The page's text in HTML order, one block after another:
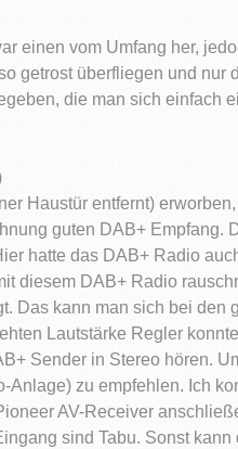
einen vom Umfang her,
getrost überfliegen und nur
die man sich einfach
Haustür entfernt)
guten DAB+ Empfang.
hatte das DAB+ Radio
diesem DAB+ Radio
Das kann man sich bei den
Lautstärke Regler
Sender in Stereo hören.
zu empfehlen. Ich
AV-Receiver
sind Tabu. Sonst